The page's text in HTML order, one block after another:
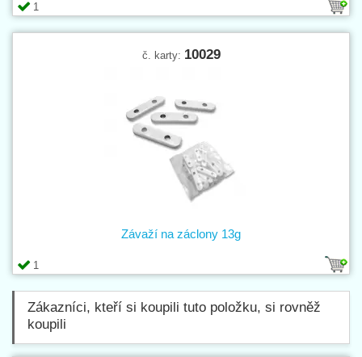
1
č. karty: 10029
1
Závaží na záclony 13g
Zákazníci, kteří si koupili tuto položku, si rovněž
koupili